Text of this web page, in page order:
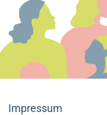
Impressum